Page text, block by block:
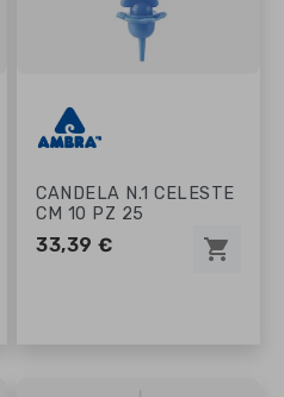
CANDELA N.1 CELESTE
CM 10 PZ 25
33,39 € shopping_cart